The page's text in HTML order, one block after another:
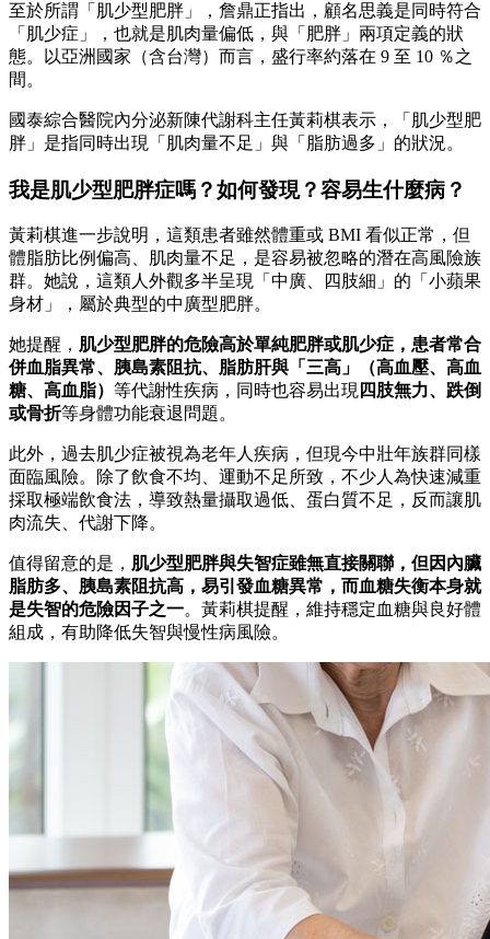
至於所謂「肌少型肥胖」，詹鼎正指出，顧名思義是同時符合
「肌少症」，也就是肌肉量偏低，與「肥胖」兩項定義的狀
態。以亞洲國家（含台灣）而言，盛行率約落在 9 至 10 ％之
間。
國泰綜合醫院內分泌新陳代謝科主任黃莉棋表示，「肌少型肥
胖」是指同時出現「肌肉量不足」與「脂肪過多」的狀況。
我是肌少型肥胖症嗎？如何發現？容易生什麼病？
黃莉棋進一步說明，這類患者雖然體重或 BMI 看似正常，但
體脂肪比例偏高、肌肉量不足，是容易被忽略的潛在高風險族
群。她說，這類人外觀多半呈現「中廣、四肢細」的「小蘋果
身材」，屬於典型的中廣型肥胖。
她提醒， 肌少型肥胖的危險高於單純肥胖或肌少症，患者常合
併血脂異常、胰島素阻抗、脂肪肝與「三高」
（高血壓、高血
糖、高血脂） 等代謝性疾病，同時也容易出現四肢無力、跌倒
或骨折等身體功能衰退問題。
此外，過去肌少症被視為老年人疾病，但現今中壯年族群同樣
面臨風險。除了飲食不均、運動不足所致，不少人為快速減重
採取極端飲食法，導致熱量攝取過低、蛋白質不足，反而讓肌
肉流失、代謝下降。
值得留意的是， 肌少型肥胖與失智症雖無直接關聯，但因內臟
脂肪多、胰島素阻抗高，易引發血糖異常，而血糖失衡本身就
是失智的危險因子之一。黃莉棋提醒，維持穩定血糖與良好體
組成，有助降低失智與慢性病風險。